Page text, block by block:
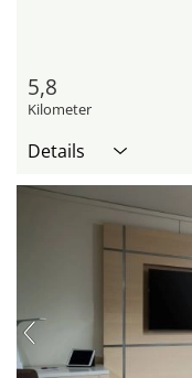
5,8
Kilometer
Details